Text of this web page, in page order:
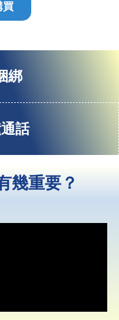
買
綁
話
幾重要？